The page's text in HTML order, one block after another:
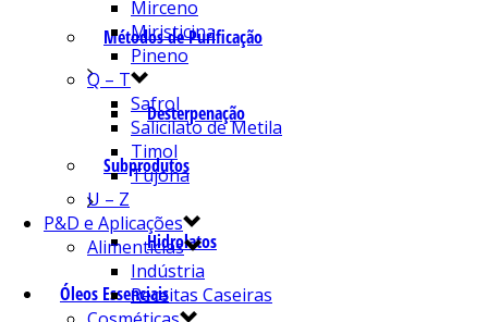
Métodos de Purificação
Desterpenação
Subprodutos
Hidrolatos
Óleos Essenciais
Mirceno
Miristicina
Pineno
Q – T
Safrol
Salicilato de Metila
Timol
Tujona
U – Z
P&D e Aplicações
Alimentícias
Indústria
Receitas Caseiras